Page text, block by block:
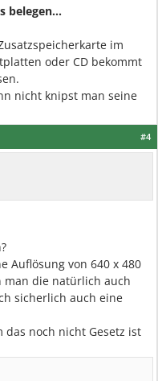
belegen...
im
oder CD bekommt
nicht knipst man seine
#4
Auflösung von 640 x 480
man die natürlich auch
sicherlich auch eine
noch nicht Gesetz ist